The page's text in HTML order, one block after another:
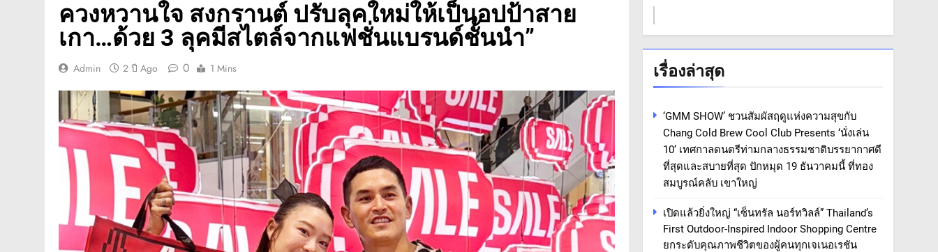
ควงหวานใจ สงกรานต์ ปรับลุคใหม่ให้เป็นอปป้าสาย
เกา…ด้วย 3 ลุคมีสไตล์จากแฟชั่นแบรนด์ชั้นนำ”
Admin 2 ปี Ago 0 1 Mins เรื่องล่าสุด
‘GMM SHOW’ ชวนสัมผัสฤดูแห่งความสุขกับ
Chang Cold Brew Cool Club Presents ‘นั่งเล่น
10’ เทศกาลดนตรีท่ามกลางธรรมชาติบรรยากาศดี
ที่สุดและสบายที่สุด ปักหมุด 19 ธันวาคมนี้ ที่ทอง
สมบูรณ์คลับ เขาใหญ่
เปิดแล้วยิ่งใหญ่ “เซ็นทรัล นอร์ทวิลล์” Thailand’s
First Outdoor-Inspired Indoor Shopping Centre
ยกระดับคุณภาพชีวิตของผู้คนทุกเจเนอเรชัน